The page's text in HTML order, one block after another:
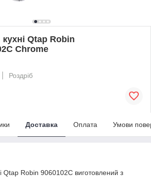
Qtap Robin
Chrome
Роздріб
Доставка Оплата Умови
Qtap Robin 9060102C виготовлений з